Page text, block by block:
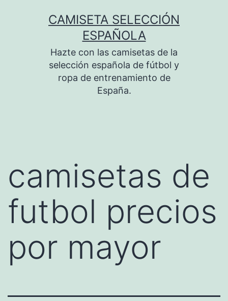
CAMISETA SELECCIÓN
ESPAÑOLA
Hazte con las camisetas de la
selección española de fútbol y
ropa de entrenamiento de
España.
camisetas de
futbol precios
por mayor